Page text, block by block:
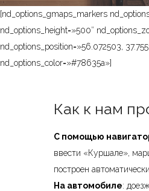
[nd_options_gmaps_markers
nd_options_height=»500″
nd_options_position=»56.072503,
nd_options_color=»#78635a»]
Как к нам
С помощью
ввести «Куршале»,
построен автоматически.
На автомобиле: